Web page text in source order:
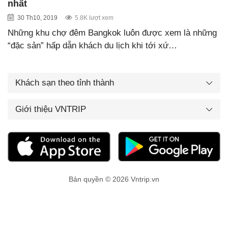
nhất
30 Th10, 2019 5.8K lượt xem
Những khu chợ đêm Bangkok luôn được xem là những
“đặc sản” hấp dẫn khách du lịch khi tới xứ…
Khách sạn theo tỉnh thành
Giới thiệu VNTRIP
Bản quyền © 2026 Vntrip.vn